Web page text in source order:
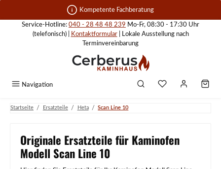
Zum Hauptinhalt springen Kompetente Fachberatung
Service-Hotline: 040 - 28 48 48 239 Mo-Fr, 08:30 - 17:30 Uhr
(telefonisch) |
Kontaktformular| Lokale Ausstellung nach
Terminvereinbarung
Navigation
Startseite / Ersatzteile / Heta / Scan Line 10
Originale Ersatzteile für Kaminofen
Modell Scan Line 10